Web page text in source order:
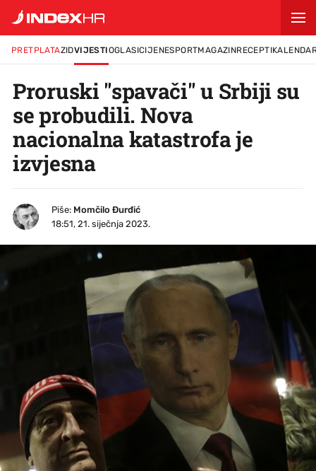
PRETPLATAZIDVIJESTIOGLASICIJENESPORTMAGAZINRECEPTI
Proruski "spavači" u Srbiji su
se probudili. Nova
nacionalna katastrofa je
izvjesna
Piše: Momčilo Đurđić
18:51, 21. siječnja 2023.